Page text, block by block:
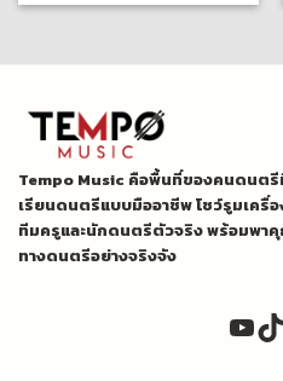
Tempo Music คือพื้นที่ของคนดนตรี
เรียนดนตรีแบบมืออาชีพ โชว์รูมเครื่
ทีมครูและนักดนตรีตัวจริง พร้อมพา
ทางดนตรีอย่างจริงจัง